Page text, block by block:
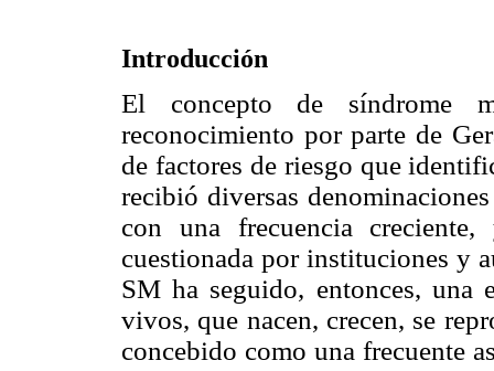
Introducción
El concepto de síndrome
reconocimiento por parte de
de factores de riesgo que
recibió diversas
con una frecuencia
cuestionada por instituciones y
SM ha seguido, entonces,
vivos, que nacen, crecen, se
concebido como una frecuente